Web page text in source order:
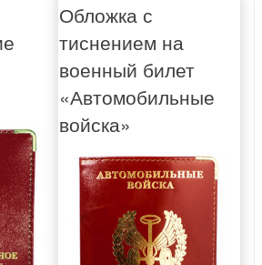
Обложка с
тиснением на
военный билет
«Автомобильные
войска»